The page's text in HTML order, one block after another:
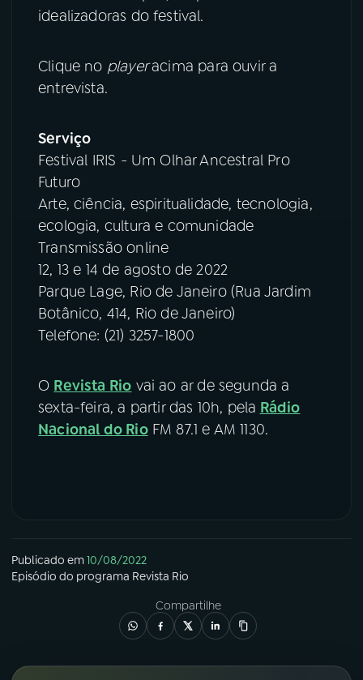
idealizadoras do festival.
Clique no playeracima para ouvir a
entrevista.
Serviço
Festival IRIS - Um Olhar Ancestral Pro
Futuro
Arte, ciência, espiritualidade, tecnologia,
ecologia, cultura e comunidade
Transmissão online
12, 13 e 14 de agosto de 2022
Parque Lage, Rio de Janeiro (Rua Jardim
Botânico, 414, Rio de Janeiro)
Telefone: (21) 3257-1800
O Revista Rio vai ao ar de segunda a
sexta-feira, a partir das 10h, pela Rádio
Nacional do RioFM 87.1 e AM 1130.
Publicado em10/08/2022
Episódio do programa Revista Rio
Compartilhe